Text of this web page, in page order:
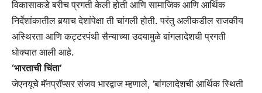
विकासाकडे बरीच प्रगती केली होती आणि सामाजिक आणि आर्थिक
निर्देशांकातील बर्‍याच देशांपेक्षा ती चांगली होती. परंतु अलीकडील राजकीय
अस्थिरता आणि कट्टरपंथी सैन्याच्या उदयामुळे बांगलादेशची प्रगती
धोक्यात आली आहे.
‘भारताची चिंता’
जेएनयूचे मॅनप्रॉप्सर संजय भारद्वाज म्हणाले, ‘बांगलादेशची आर्थिक स्थिती